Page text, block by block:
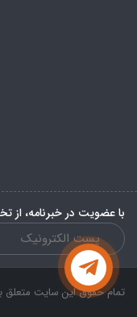
با عضویت در خبرنامه، از
تمام حقوق این سایت